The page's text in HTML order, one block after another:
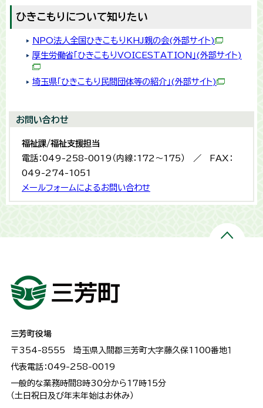
ひきこもりについて知りたい
NPO法人全国ひきこもりKHJ親の会(外部サイト)
厚生労働省「ひきこもりVOICESTATION」(外部サイト)
埼玉県「ひきこもり民間団体等の紹介」(外部サイト)
お問い合わせ
福祉課/福祉支援担当
電話：049-258-0019（内線：172～175） ／ FAX：
049-274-1051
メールフォームによるお問い合わせ
三芳町役場
〒354-8555 埼玉県入間郡三芳町大字藤久保1100番地１
代表電話：049-258-0019
一般的な業務時間8時30分から17時15分
（土日祝日及び年末年始はお休み）